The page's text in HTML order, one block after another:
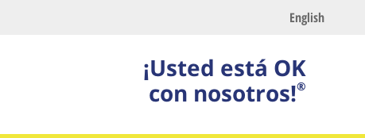
English
¡Usted está OK
con nosotros!®